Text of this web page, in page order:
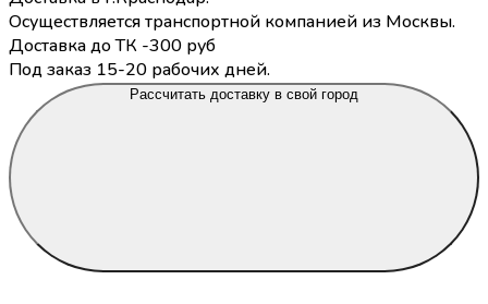
Осуществляется транспортной компанией из Москвы.
Доставка до ТК -300 руб
Под заказ 15-20 рабочих дней.
Рассчитать доставку в свой город